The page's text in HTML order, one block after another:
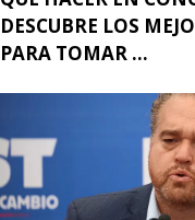
DESCUBRE LOS
PARA TOMAR ...